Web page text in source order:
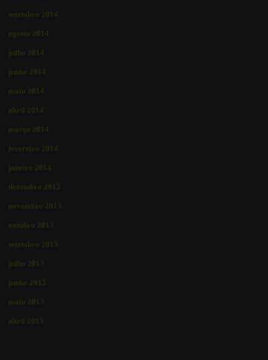
setembro 2014
agosto 2014
julho 2014
junho 2014
maio 2014
abril 2014
março 2014
fevereiro 2014
janeiro 2014
dezembro 2013
novembro 2013
outubro 2013
setembro 2013
julho 2013
junho 2013
maio 2013
abril 2013